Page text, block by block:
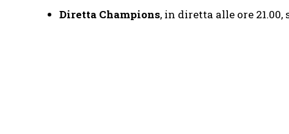
Diretta Champions, in diretta alle ore